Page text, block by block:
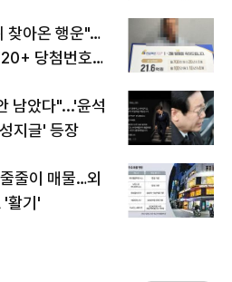
찾아온 행운"…
당첨번호조
남았다"...'윤석
지글' 등장
줄이 매물…외
'활기'